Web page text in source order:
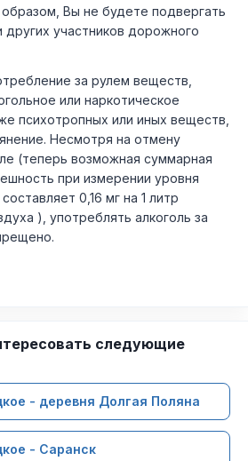
Вы не будете подвергать
других участников дорожного
за рулем веществ,
или наркотическое
психотропных или иных веществ,
Несмотря на отмену
(теперь возможная суммарная
при измерении уровня
0,16 мг на 1 литр
), употреблять алкоголь за
следующие
- деревня Долгая Поляна
- Саранск